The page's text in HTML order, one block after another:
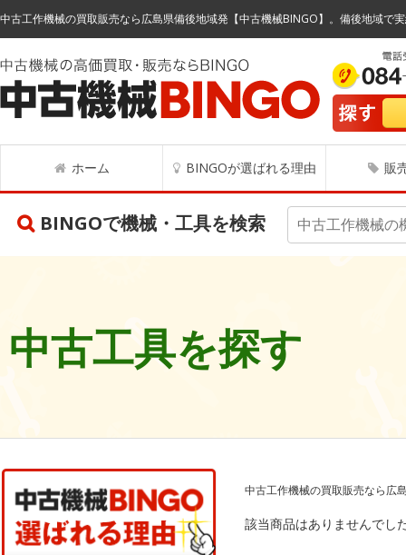
中古工作機械の買取販売なら広島県備後地域発【中古機械BINGO】。備後地域で
ホーム BINGOが選ばれる理由 販
BINGOで機械・工具を検索
中古工具を探す
中古工作機械の買取販売なら広
該当商品はありませんでし